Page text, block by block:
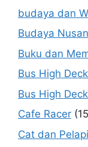
budaya dan
Budaya
Buku dan
Bus High
Bus High
Cafe Racer
Cat dan